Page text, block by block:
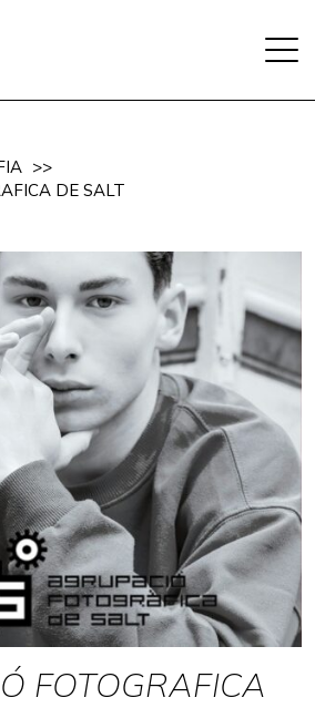
>>
DE SALT
FOTOGRAFICA